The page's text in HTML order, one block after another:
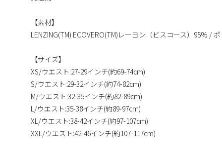
【素材】
LENZING(TM) ECOVERO(TM)レーヨン（ビスコース）95% /
【サイズ】
XS/ウエスト:27-29インチ(約69-74cm)
S/ウエスト:29-32インチ(約74-82cm)
M/ウエスト:32-35インチ(約82-89cm)
L/ウエスト:35-38インチ(約89-97cm)
XL/ウエスト:38-42インチ(約97-107cm)
XXL/ウエスト:42-46インチ(約107-117cm)